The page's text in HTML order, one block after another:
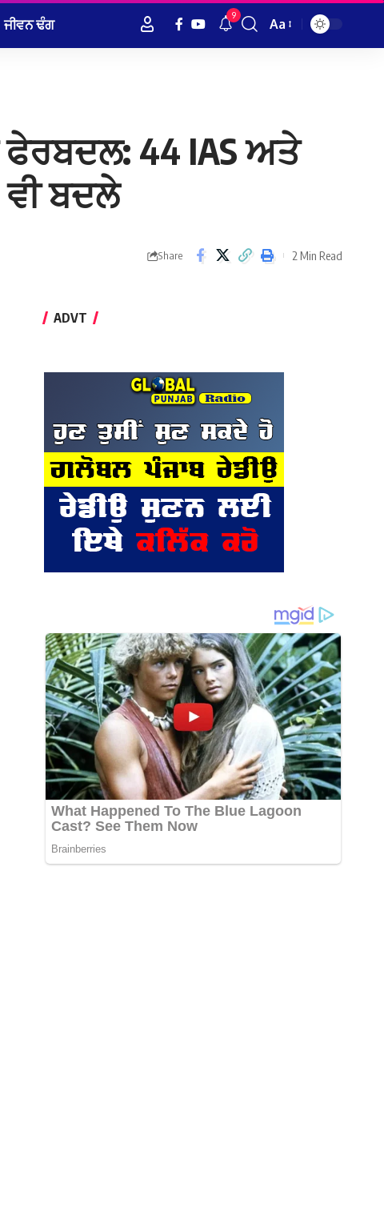
ਜੀਵਨ ਢੰਗ 9
Font
Aa
ਫੇਰਬਦਲ: 44 IAS ਅਤੇ
ਬਦਲੇ
Share 2 Min Read
ADVT